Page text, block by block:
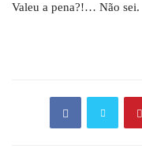
Valeu a pena?!… Não sei.